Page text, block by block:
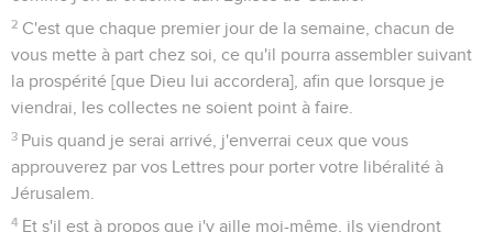
2 C'est que chaque premier jour de la semaine, chacun de
vous mette à part chez soi, ce qu'il pourra assembler suivant
la prospérité [que Dieu lui accordera], afin que lorsque je
viendrai, les collectes ne soient point à faire.
3 Puis quand je serai arrivé, j'enverrai ceux que vous
approuverez par vos Lettres pour porter votre libéralité à
Jérusalem.
4 Et s'il est à propos que j'y aille moi-même, ils viendront